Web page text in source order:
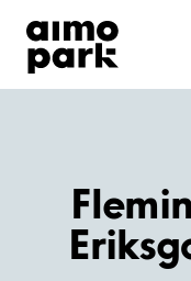
Hitta
Samarbete
Kundservice